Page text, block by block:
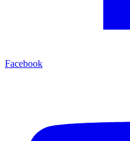
Facebook